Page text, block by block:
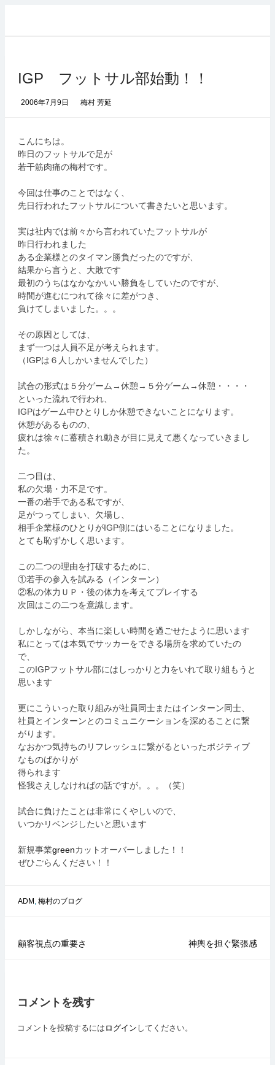
IGP フットサル部始動！！
2006年7月9日 梅村 芳延
こんにちは。
昨日のフットサルで足が
若干筋肉痛の梅村です。
今回は仕事のことではなく、
先日行われたフットサルについて書きたいと思います。
実は社内では前々から言われていたフットサルが
昨日行われました
ある企業様とのタイマン勝負だったのですが、
結果から言うと、大敗です
最初のうちはなかなかいい勝負をしていたのですが、
時間が進むにつれて徐々に差がつき、
負けてしまいました。。。
その原因としては、
まず一つは人員不足が考えられます。
（IGPは６人しかいませんでした ）
試合の形式は５分ゲーム→休憩→５分ゲーム→休憩・・・・
といった流れで行われ、
IGPはゲーム中ひとりしか休憩できないことになります。
休憩があるものの、
疲れは徐々に蓄積され動きが目に見えて悪くなっていきまし
た。
二つ目は、
私の欠場・力不足です。
一番の若手である私ですが、
足がつってしまい、欠場し、
相手企業様のひとりがIGP側にはいることになりました。
とても恥ずかしく思います。
この二つの理由を打破するために、
①若手の参入を試みる（インターン）
②私の体力ＵＰ・後の体力を考えてプレイする
次回はこの二つを意識します。
しかしながら、本当に楽しい時間を過ごせたように思います
私にとっては本気でサッカーをできる場所を求めていたの
で、
このIGPフットサル部にはしっかりと力をいれて取り組もうと
思います
更にこういった取り組みが社員同士またはインターン同士、
社員とインターンとのコミュニケーションを深めることに繋
がります。
なおかつ気持ちのリフレッシュに繋がるといったポジティブ
なものばかりが
得られます
怪我さえしなければの話ですが。。。（笑）
試合に負けたことは非常にくやしいので、
いつかリベンジしたいと思います
新規事業greenカットオーバーしました！！
ぜひごらんください！！
ADM , 梅村のブログ
投
ビ
ゲ
顧客視点の重要さ 神輿を担ぐ緊張感
コメントを残す
コメントを投稿するには ログイン してください。